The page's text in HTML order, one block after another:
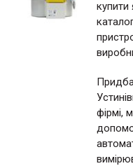
купити
фірмі,